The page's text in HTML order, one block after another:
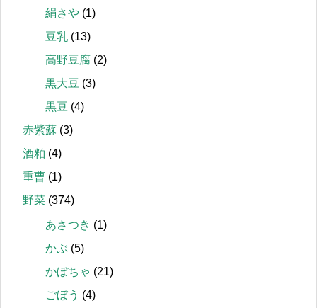
絹さや (1)
豆乳 (13)
高野豆腐 (2)
黒大豆 (3)
黒豆 (4)
赤紫蘇 (3)
酒粕 (4)
重曹 (1)
野菜 (374)
あさつき (1)
かぶ (5)
かぼちゃ (21)
ごぼう (4)